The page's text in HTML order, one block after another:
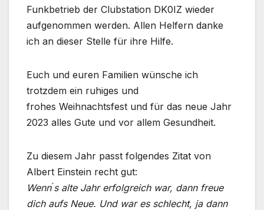
Funkbetrieb der Clubstation DK0IZ wieder
aufgenommen werden. Allen Helfern danke
ich an dieser Stelle für ihre Hilfe.
Euch und euren Familien wünsche ich
trotzdem ein ruhiges und
frohes Weihnachtsfest und für das neue Jahr
2023 alles Gute und vor allem Gesundheit.
Zu diesem Jahr passt folgendes Zitat von
Albert Einstein recht gut:
Wenn ́s alte Jahr erfolgreich war, dann freue
dich aufs Neue. Und war es schlecht, ja dann